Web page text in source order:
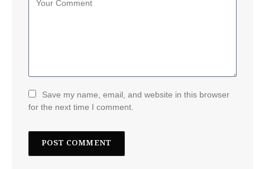
Save my name, email, and website in this browser
for the next time I comment.